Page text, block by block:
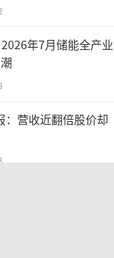
年7月储能全产业
：营收近翻倍股价却